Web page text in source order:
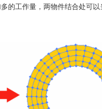
工作量，两物件结合处可以